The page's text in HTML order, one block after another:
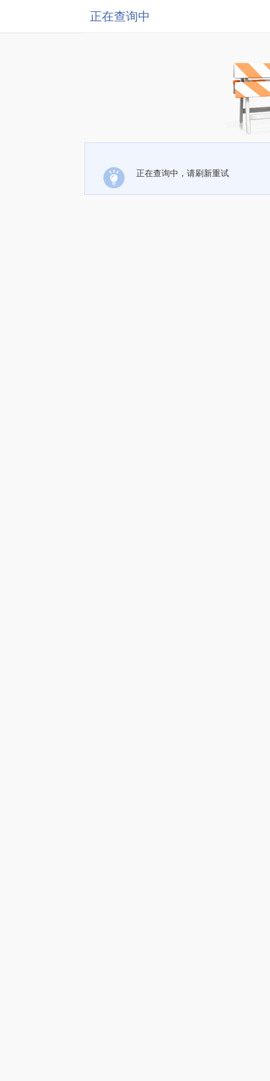
正在查询中
正在查询中，请刷新重试